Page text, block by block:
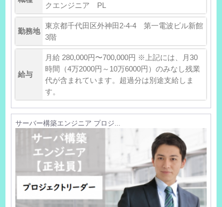
クエンジニア PL
勤務地
東京都千代田区外神田2-4-4 第一電波ビル新館
3階
給与
月給 280,000円〜700,000円 ※上記には、月30
時間（4万2000円～10万6000円）のみなし残業
代が含まれています。超過分は別途支給しま
す。
サーバー構築エンジニア プロジ...